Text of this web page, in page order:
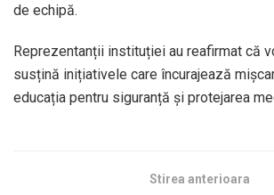
de echipă.
Reprezentanții instituției au reafirmat că
susțină inițiativele care încurajează
educația pentru siguranță și protejarea
Stirea anterioara